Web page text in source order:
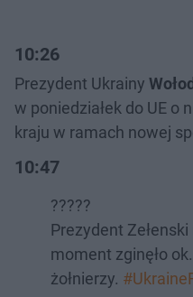
10:26
Prezydent Ukrainy
w poniedziałek do UE o
kraju w ramach nowej
10:47
?????
Prezydent
moment zginęło
żołnierzy.